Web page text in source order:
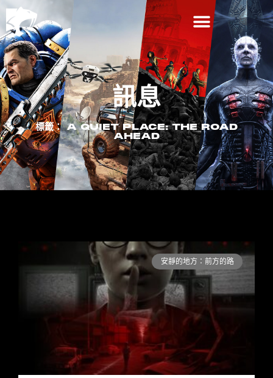
訊息
標籤： A QUIET PLACE: THE ROAD
AHEAD
安靜的地方：前方的路